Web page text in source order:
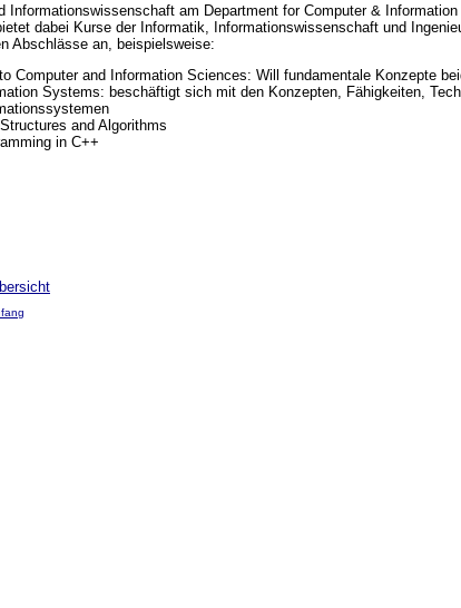
Informationswissenschaft am Department for Computer &
dabei Kurse der Informatik, Informationswissenschaft und
Abschlässe an, beispielsweise:
Computer and Information Sciences: Will fundamentale Konzepte
Systems: beschäftigt sich mit den Konzepten, Fähigkeiten,
and Algorithms
in C++